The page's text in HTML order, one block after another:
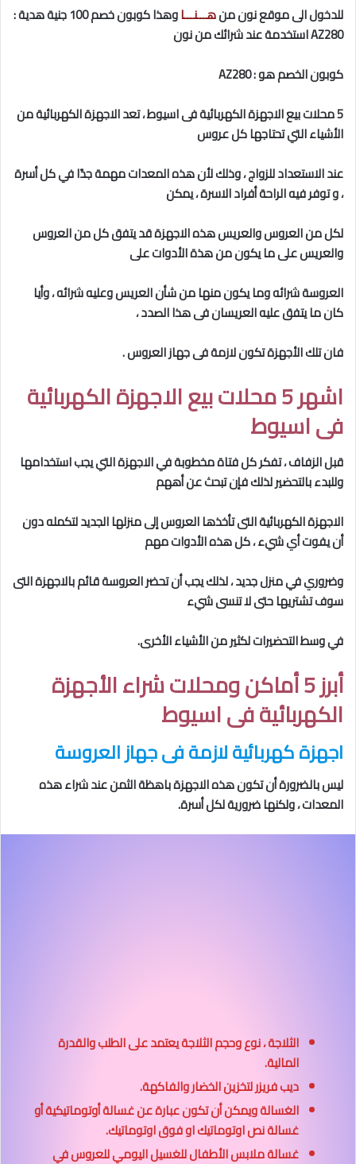
للدخول الى موقع نون منهـــنـــا
وهذا كوبون خصم 100 جنية هدية :
AZ280 استخدمة عند شرائك من نون
كوبون الخصم هو : AZ280
5 محلات بيع الاجهزة الكهربائية فى اسيوط
، تعد الاجهزة الكهربائية من
الأشياء التي تحتاجها كل عروس
عند الاستعداد للزواج ، وذلك لأن هذه المعدات مهمة جدًا في كل أسرة
، و توفر فيه الراحة أفراد الاسرة ، يمكن
لكل من العروس والعريس هذه الاجهزة قد يتفق كل من العروس
والعريس على ما يكون من هذة الأدوات على
العروسة شرائه وما يكون منها من شأن العريس وعليه شرائه ، وأيا
كان ما يتفق عليه العريسان فى هذا الصدد ،
فان تلك الأجهزة تكون لازمة فى جهاز العروس.
اشهر 5 محلات بيع الاجهزة الكهربائية
فى اسيوط
قبل الزفاف ، تفكر كل فتاة مخطوبة في الاجهزة التي يجب استخدامها
وللبدء بالتحضير لذلك فإن تبحث عن أههم
الاجهزة الكهربائية التى تأخذها العروس إلى منزلها الجديد لتكمله دون
أن يفوت أي شيء ، كل هذه الأدوات مهم
وضروري في منزل جديد ، لذلك يجب أن تحضر العروسة قائم بالاجهزة التى
سوف تشتريها حتى لا تنسى شيء
في وسط التحضيرات لكثير من الأشياء الأخرى.
أبرز 5 أماكن ومحلات شراء الأجهزة
الكهربائية فى اسيوط
اجهزة كهربائية لازمة فى جهاز العروسة
ليس بالضرورة أن تكون هذه الاجهزة باهظة الثمن عند شراء هذه
المعدات ، ولكنها ضرورية لكل أسرة.
الثلاجة ، نوع وحجم الثلاجة يعتمد على الطلب والقدرة
المالية.
ديب فريزر لتخزين الخضار والفاكهة.
الغسالةويمكن أن تكون عبارة عن غسالة أوتوماتيكية أو
غسالة نص اوتوماتيك او فوق اوتوماتيك.
غسالة ملابس الأطفال للغسيل اليومي للعروس في